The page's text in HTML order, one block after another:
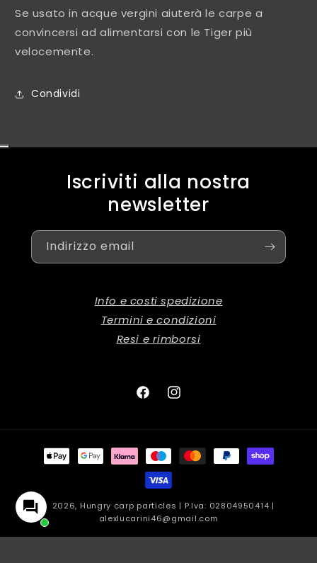
Se usato in acque vergini aiuterà le carpe a
convincersi ad alimentarsi con le Tiger più
velocemente.
Condividi
Iscriviti alla nostra
newsletter
Indirizzo email
Info e costi spedizione
Termini e condizioni
Resi e rimborsi
FacebookInstagram
Metodi
© 2026, Hungry carp particles | P.Iva: 02804950414 |
alexlucarini46@gmail.com